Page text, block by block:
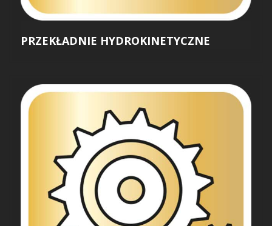
PRZEKŁADNIE HYDROKINETYCZNE